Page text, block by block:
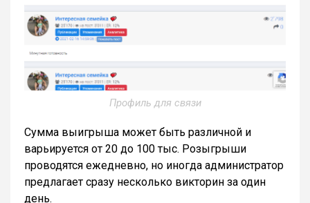
Профиль для связи
Сумма выигрыша может быть различной и
варьируется от 20 до 100 тыс. Розыгрыши
проводятся ежедневно, но иногда администратор
предлагает сразу несколько викторин за один
день.